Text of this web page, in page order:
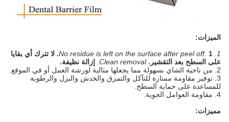
الميزات:
1. لا تترك أي بقايا
على السطح بعد التقشير. Clean removal.
إزالة نظيفة.
3. توفير مقاومة ممتازة للتآكل والتمزق والخدش والبزل والرطوبة
للمساعدة على حماية السطح.
4. مقاومة العوامل الجوية.
مميزات: